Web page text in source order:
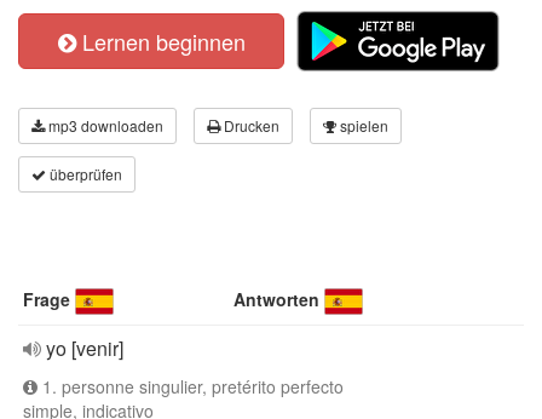
Lernen beginnen
mp3 downloaden Drucken spielen
überprüfen
Frage Antworten
yo [venir]
1. personne singulier, pretérito perfecto
simple, indicativo